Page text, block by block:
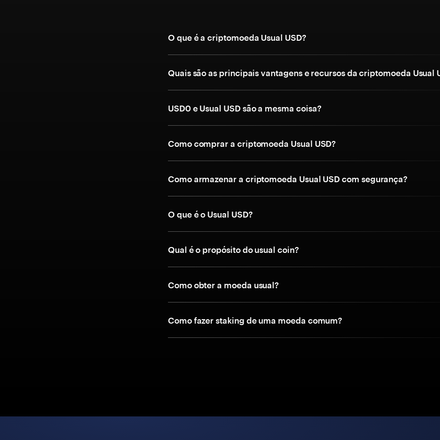
O que é a criptomoeda Usual USD?
Quais são as principais vantagens e recursos da criptomoeda Usual
USD0 e Usual USD são a mesma coisa?
Como comprar a criptomoeda Usual USD?
Como armazenar a criptomoeda Usual USD com segurança?
O que é o Usual USD?
Qual é o propósito do usual coin?
Como obter a moeda usual?
Como fazer staking de uma moeda comum?